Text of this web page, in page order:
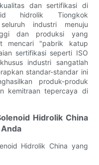
dan sertifikasi di
hidrolik Tiongkok
industri menuju
dan produksi yang
mencari "pabrik katup
sertifikasi seperti ISO
industri sangatlah
standar-standar ini
produk-produk
kemitraan tepercaya di
Hidrolik China
Hidrolik China yang